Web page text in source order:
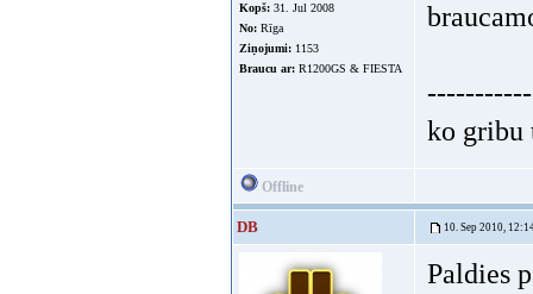
Kopš: 31. Jul 2008
No: Rīga
Ziņojumi: 1153
Braucu ar: R1200GS & FIESTA
ko gribu
Offline
DB 10. Sep 2010,
Paldies